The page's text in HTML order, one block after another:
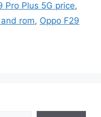
Pro Plus 5G price,
rom, Oppo F29